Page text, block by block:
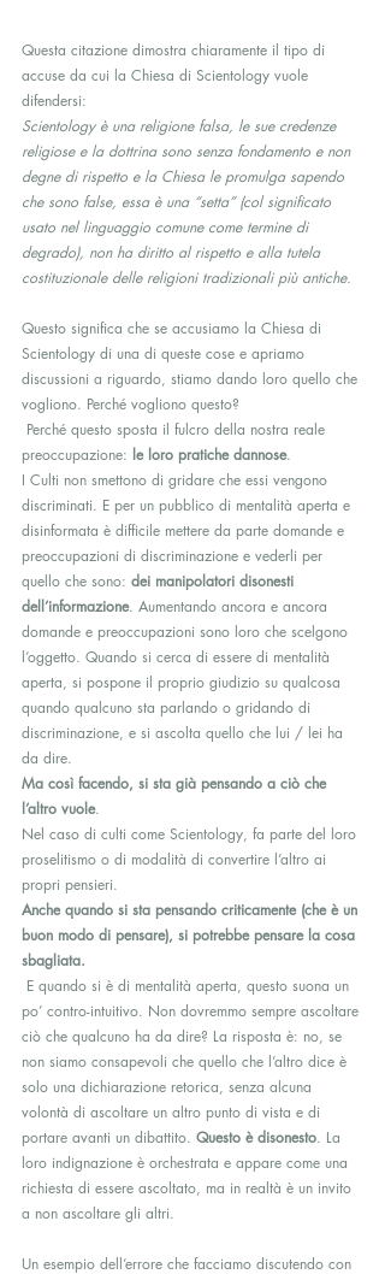
Questa citazione dimostra chiaramente il tipo di
accuse da cui la Chiesa di Scientology vuole
difendersi:
Scientology è una religione falsa, le sue credenze
religiose e la dottrina sono senza fondamento e non
degne di rispetto e la Chiesa le promulga sapendo
che sono false, essa è una “setta” (col significato
usato nel linguaggio comune come termine di
degrado), non ha diritto al rispetto e alla tutela
costituzionale delle religioni tradizionali più antiche.
Questo significa che se accusiamo la Chiesa di
Scientology di una di queste cose e apriamo
discussioni a riguardo, stiamo dando loro quello che
vogliono. Perché vogliono questo?
Perché questo sposta il fulcro della nostra reale
preoccupazione: le loro pratiche dannose.
I Culti non smettono di gridare che essi vengono
discriminati. E per un pubblico di mentalità aperta e
disinformata è difficile mettere da parte domande e
preoccupazioni di discriminazione e vederli per
quello che sono: dei manipolatori disonesti
dell’informazione. Aumentando ancora e ancora
domande e preoccupazioni sono loro che scelgono
l’oggetto. Quando si cerca di essere di mentalità
aperta, si pospone il proprio giudizio su qualcosa
quando qualcuno sta parlando o gridando di
discriminazione, e si ascolta quello che lui / lei ha
da dire.
Ma così facendo, si sta già pensando a ciò che
l’altro vuole.
Nel caso di culti come Scientology, fa parte del loro
proselitismo o di modalità di convertire l’altro ai
propri pensieri.
Anche quando si sta pensando criticamente (che è un
buon modo di pensare), si potrebbe pensare la cosa
sbagliata.
E quando si è di mentalità aperta, questo suona un
po’ contro-intuitivo. Non dovremmo sempre ascoltare
ciò che qualcuno ha da dire? La risposta è: no, se
non siamo consapevoli che quello che l’altro dice è
solo una dichiarazione retorica, senza alcuna
volontà di ascoltare un altro punto di vista e di
portare avanti un dibattito. Questo è disonesto. La
loro indignazione è orchestrata e appare come una
richiesta di essere ascoltato, ma in realtà è un invito
a non ascoltare gli altri.
Un esempio dell’errore che facciamo discutendo con